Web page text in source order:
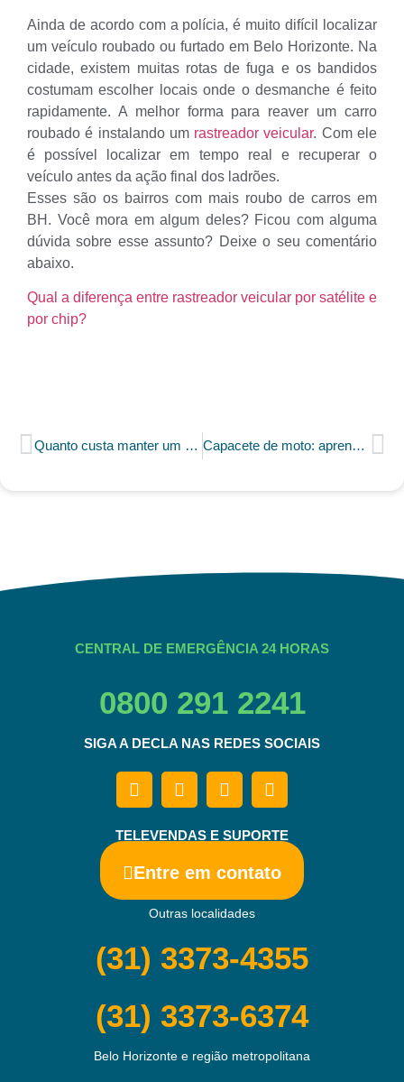
Ainda de acordo com a polícia, é muito difícil localizar
um veículo roubado ou furtado em Belo Horizonte. Na
cidade, existem muitas rotas de fuga e os bandidos
costumam escolher locais onde o desmanche é feito
rapidamente. A melhor forma para reaver um carro
roubado é instalando um rastreador veicular. Com ele
é possível localizar em tempo real e recuperar o
veículo antes da ação final dos ladrões.
Esses são os bairros com mais roubo de carros em
BH. Você mora em algum deles? Ficou com alguma
dúvida sobre esse assunto? Deixe o seu comentário
abaixo.
Qual a diferença entre rastreador veicular por satélite e
por chip?
Quanto custa manter um carro? Capacete de moto: aprenda a escolher o ideal
CENTRAL DE EMERGÊNCIA 24 HORAS
0800 291 2241
SIGA A DECLA NAS REDES SOCIAIS
TELEVENDAS E SUPORTE
Entre em contato
Outras localidades
(31) 3373-4355
(31) 3373-6374
Belo Horizonte e região metropolitana